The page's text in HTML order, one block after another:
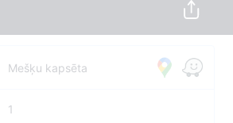
Mešķu kapsēta
1